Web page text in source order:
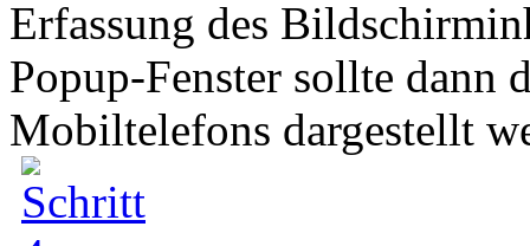
Erfassung des
Popup-Fenster sollte dann
Mobiltelefons dargestellt